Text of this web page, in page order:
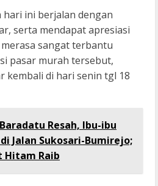
hari ini berjalan dengan
serta mendapat apresiasi
sangat terbantu
pasar murah tersebut,
kembali di hari senin tgl 18
Resah, Ibu-ibu
Jalan Sukosari-Bumirejo;
Hitam Raib